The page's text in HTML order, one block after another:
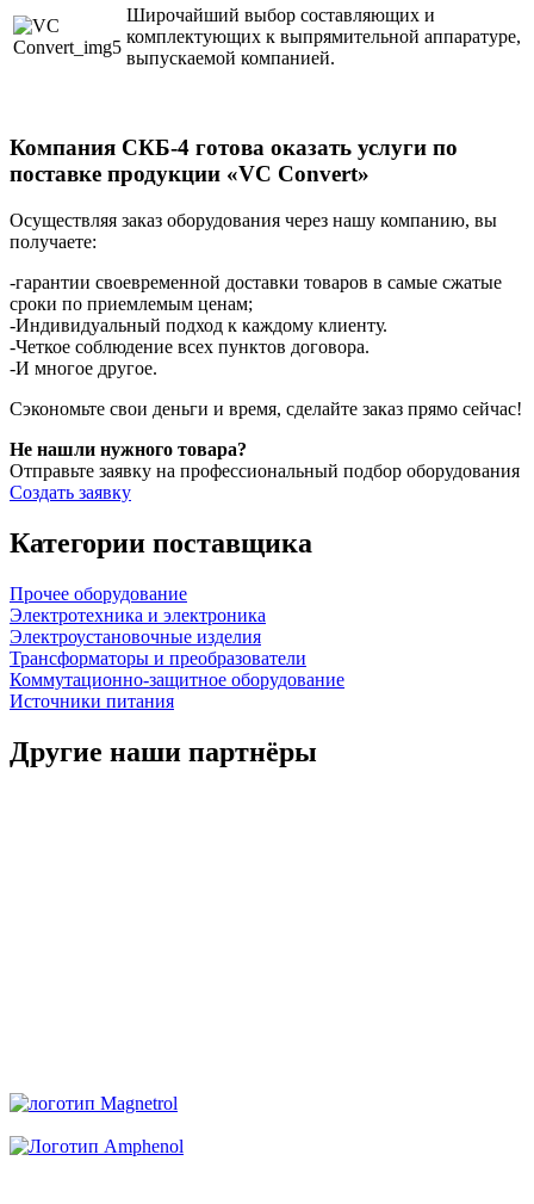
Широчайший выбор составляющих и
комплектующих к выпрямительной аппаратуре,
выпускаемой компанией.
Компания СКБ-4 готова оказать услуги по
поставке продукции «VC Convert»
Осуществляя заказ оборудования через нашу компанию, вы
получаете:
-гарантии своевременной доставки товаров в самые сжатые
сроки по приемлемым ценам;
-Индивидуальный подход к каждому клиенту.
-Четкое соблюдение всех пунктов договора.
-И многое другое.
Сэкономьте свои деньги и время, сделайте заказ прямо сейчас!
Не нашли нужного товара?
Отправьте заявку на профессиональный подбор оборудования
Создать заявку
Категории поставщика
Прочее оборудование
Электротехника и электроника
Электроустановочные изделия
Трансформаторы и преобразователи
Коммутационно-защитное оборудование
Источники питания
Другие наши партнёры